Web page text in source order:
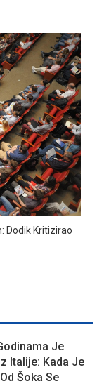
Dodik Kritizirao
Je
Italije: Kada Je
Šoka Se